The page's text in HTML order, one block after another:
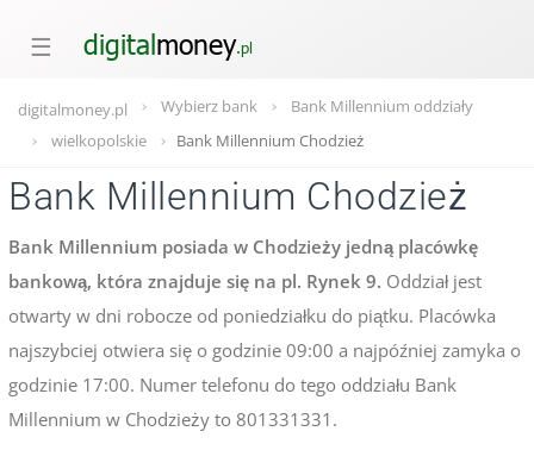
☰
digitalmoney.pl Wybierz bank
Bank Millennium oddziały
wielkopolskie
Bank Millennium Chodzież
Bank Millennium Chodzież
Bank Millennium posiada w Chodzieży jedną placówkę
bankową, która znajduje się na pl. Rynek 9. Oddział jest
otwarty w dni robocze od poniedziałku do piątku. Placówka
najszybciej otwiera się o godzinie 09:00 a najpóźniej zamyka o
godzinie 17:00. Numer telefonu do tego oddziału Bank
Millennium w Chodzieży to 801331331.